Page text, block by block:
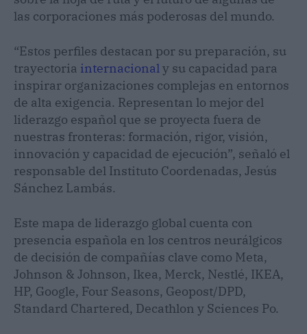
las corporaciones más poderosas del mundo.
“Estos perfiles destacan por su preparación, su
trayectoria internacionaly su capacidad para
inspirar organizaciones complejas en entornos
de alta exigencia. Representan lo mejor del
liderazgo español que se proyecta fuera de
nuestras fronteras: formación, rigor, visión,
innovación y capacidad de ejecución”, señaló el
responsable del Instituto Coordenadas, Jesús
Sánchez Lambás.
Este mapa de liderazgo global cuenta con
presencia española en los centros neurálgicos
de decisión de compañías clave como Meta,
Johnson & Johnson, Ikea, Merck, Nestlé, IKEA,
HP, Google, Four Seasons, Geopost/DPD,
Standard Chartered, Decathlon y Sciences Po.